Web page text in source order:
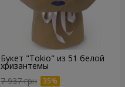
Букет "Tokio" из 51 белой
хризантемы
7 937 грн